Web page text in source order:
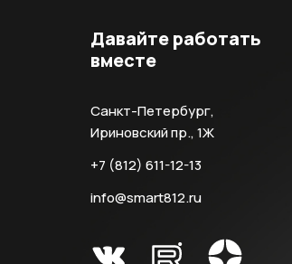
Давайте работать
вместе
Санкт-Петербург,
Ириновский пр., 1Ж
+7 (812) 611-12-13
info@smart812.ru